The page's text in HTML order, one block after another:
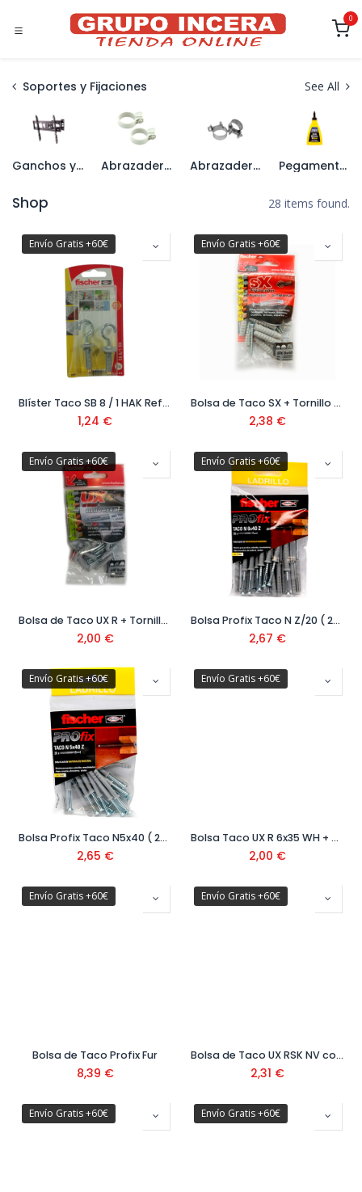
0
Soportes y Fijaciones See All
Ganchos y Soportes Abrazaderas Plásticas Abrazaderas Metálicas Pegamentos y Espumas
Shop 28 items found.
Envío Gratis +60€
Blíster Taco SB 8 / 1 HAK Ref.14876
1,24 €
Envío Gratis +60€
Bolsa de Taco SX + Tornillo New Gen
2,38 €
Envío Gratis +60€
Bolsa de Taco UX R + Tornillo BP New Gen ( 10 uds)
2,00 €
Envío Gratis +60€
Bolsa Profix Taco N Z/20 ( 20uds) Ref:518043/518045
2,67 €
Envío Gratis +60€
Bolsa Profix Taco N5x40 ( 20 uds) ref.518042
2,65 €
Envío Gratis +60€
Bolsa Taco UX R 6x35 WH + Alcayata / 6BP New Gen ( 6uds) ref.513458
2,00 €
Envío Gratis +60€
Bolsa de Taco Profix Fur
8,39 €
Envío Gratis +60€
Bolsa de Taco UX RSK NV con tornillo 5x30 mm (10 uds) Ref. 503808
2,31 €
Envío Gratis +60€ Envío Gratis +60€